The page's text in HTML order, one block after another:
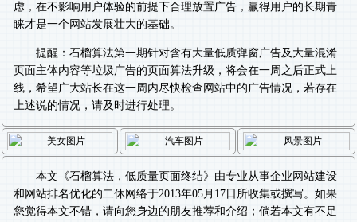
虑，在不影响用户体验的前提下合理放置广告，赢得用户的长期青
睐才是一个网站发展壮大的基础。
提醒：石榴算法第一期针对含有大量低质弹窗广告及大量混淆
页面主体内容等垃圾广告的页面算法升级，将会在一周之后正式上
线，希望广大站长在这一周内尽快检查网站中的广告情况，若存在
上述说的情况，请及时进行处理。
本文《石榴算法，低质量页面终结》由专业从事企业网站建设
和 网站排名优化的二休网络于2013年05月17日所收集或撰写。如果
您觉得本文不错，请向您身边的朋友推荐和介绍；倘若本文有不足